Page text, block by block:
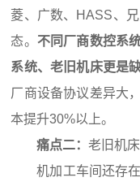
菱、广数、HASS、
态。 不同厂商数控系
系统、老旧机床更是
厂商设备协议差异大
本提升30%以上。
痛点二：老旧机
机加工车间还存